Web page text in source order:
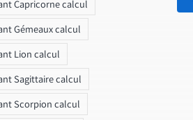
Capricorne calcul
Gémeaux calcul
Lion calcul
Sagittaire calcul
Scorpion calcul